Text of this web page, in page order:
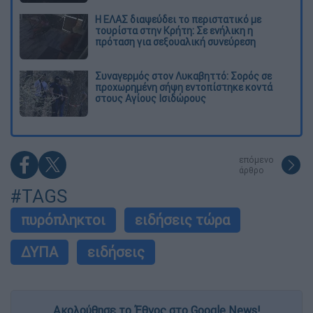
Η ΕΛΑΣ διαψεύδει το περιστατικό με
τουρίστα στην Κρήτη: Σε ενήλικη η
πρόταση για σεξουαλική συνεύρεση
Συναγερμός στον Λυκαβηττό: Σορός σε
προχωρημένη σήψη εντοπίστηκε κοντά
στους Αγίους Ισιδώρους
επόμενο
άρθρο
#TAGS
πυρόπληκτοι
ειδήσεις τώρα
ΔΥΠΑ
ειδήσεις